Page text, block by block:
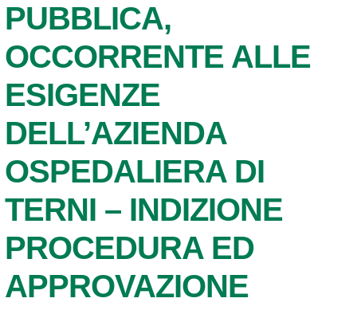
PUBBLICA,
OCCORRENTE ALLE
ESIGENZE
DELL’AZIENDA
OSPEDALIERA DI
TERNI – INDIZIONE
PROCEDURA ED
APPROVAZIONE